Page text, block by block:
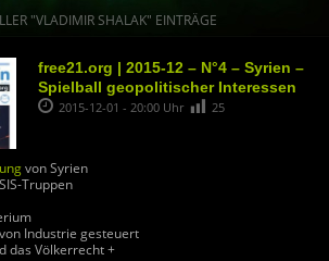
"VLADIMIR SHALAK" EINTRÄGE
free21.org | 2015-12 – N°4 – Syrien –
Spielball geopolitischer Interessen
2015-12-01 - 20:00 Uhr 25
von Syrien
Truppen
Industrie gesteuert
das Völkerrecht +